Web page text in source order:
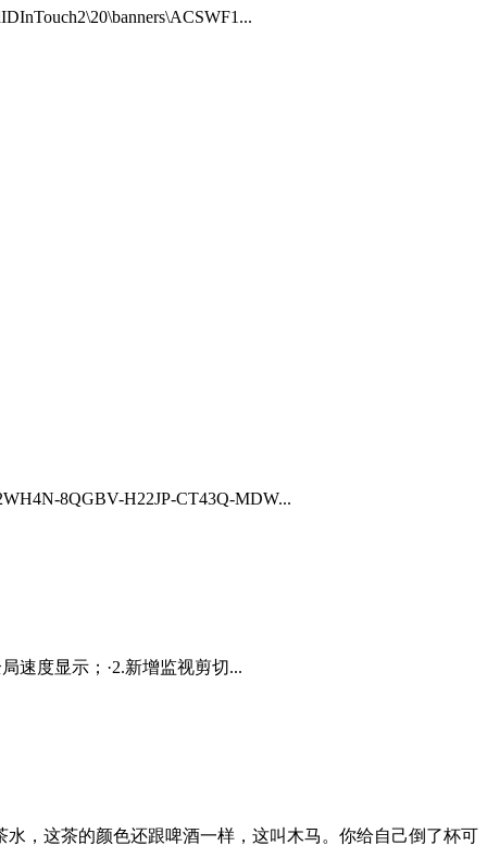
8QGBV-H22JP-CT43Q-MDW...
局速度显示；·2.新增监视剪切...
，这茶的颜色还跟啤酒一样，这叫木马。你给自己倒了杯可